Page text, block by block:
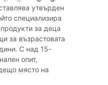
утвърден
специализира
за деца
за възрастовата
С над 15-
опит,
място на